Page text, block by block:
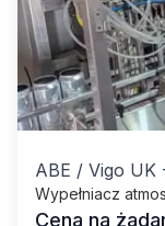
ABE / Vigo UK
Wypełniacz
Cena na